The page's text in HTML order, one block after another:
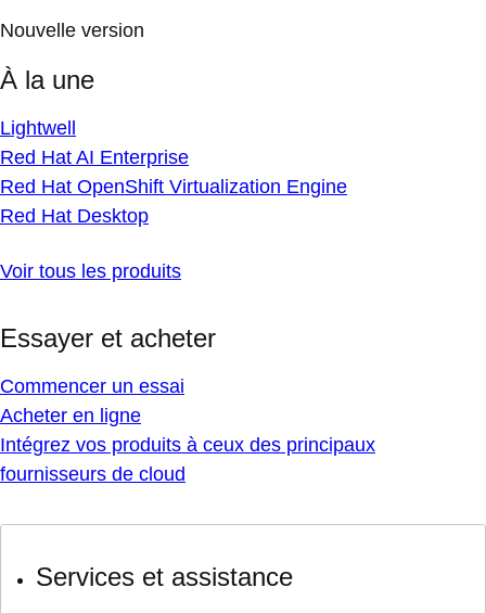
Nouvelle version
À la une
Lightwell
Red Hat AI Enterprise
Red Hat OpenShift Virtualization Engine
Red Hat Desktop
Voir tous les produits
Essayer et acheter
Commencer un essai
Acheter en ligne
Intégrez vos produits à ceux des principaux
fournisseurs de cloud
Services et assistance